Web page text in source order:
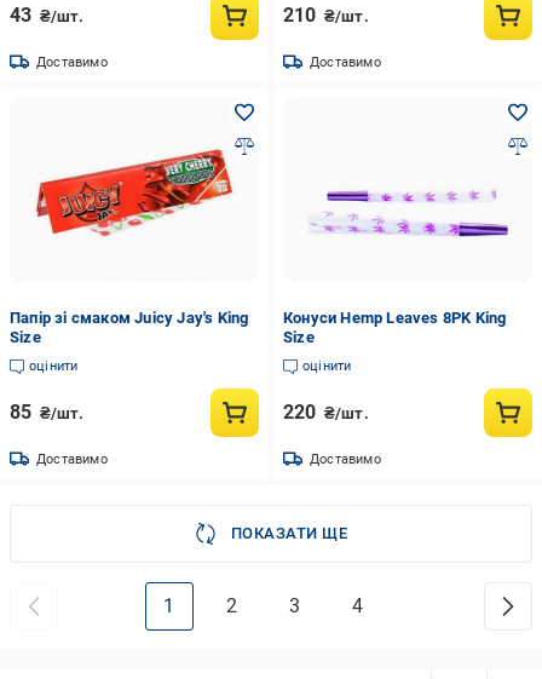
43 ₴/шт.
Доставимо
210 ₴/шт.
Доставимо
Папір зі смаком Juicy Jay's King
Size
оцінити
85 ₴/шт.
Доставимо
Конуси Hemp Leaves 8PK King
Size
оцінити
220 ₴/шт.
Доставимо
ПОКАЗАТИ ЩЕ
1 2 3 4